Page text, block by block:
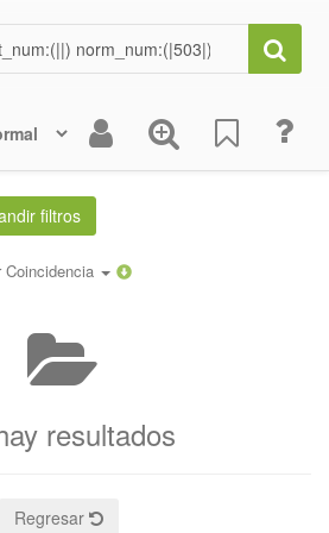
Coincidencia
resultados
Regresar